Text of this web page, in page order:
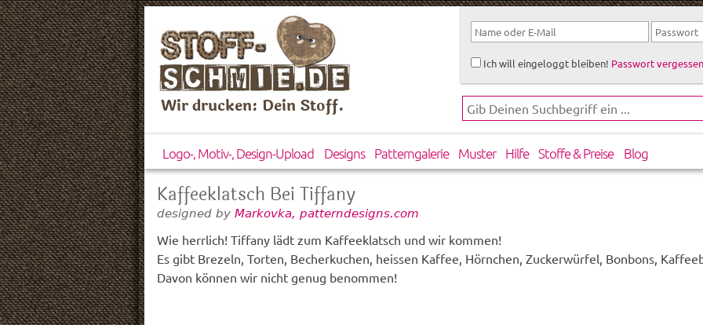
Wir drucken: Dein Stoff.
Ich will eingeloggt bleiben! Passwort
Logo-, Motiv-, Design-Upload Designs Patterngalerie Muster Hilfe Stoffe & Preise Blog
Kaffeeklatsch Bei Tiffany
designed by Markovka, patterndesigns.com
Wie herrlich! Tiffany lädt zum Kaffeeklatsch und wir kommen!
Es gibt Brezeln, Torten, Becherkuchen, heissen Kaffee, Hörnchen, Zuckerwürfel, Bonbons,
Davon können wir nicht genug benommen!